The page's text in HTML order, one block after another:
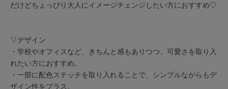
だけどちょっぴり大人にイメージチェンジしたい方におすすめ♡
▽デザイン
・学校やオフィスなど、きちんと感もありつつ、可愛さを取り入
れたい方におすすめ。
・一部に配色ステッチを取り入れることで、シンプルながらもデ
ザイン性をプラス。